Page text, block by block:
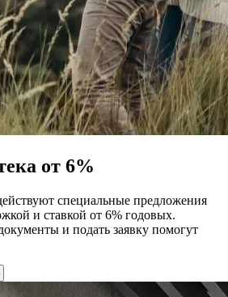
от 6%
специальные предложения
и ставкой от 6% годовых.
и подать заявку помогут